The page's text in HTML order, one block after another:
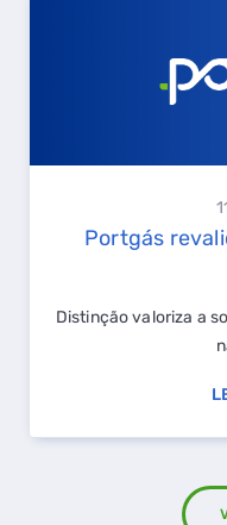
Portgás
Distinção valoriza a